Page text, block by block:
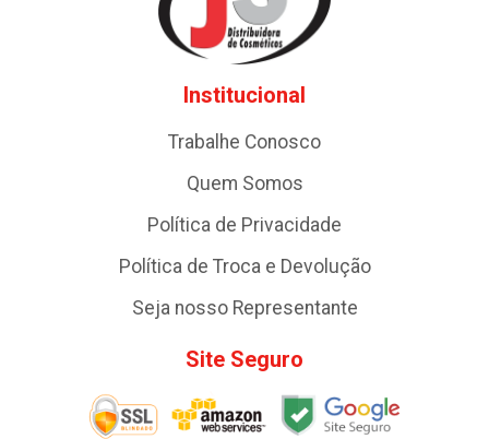
Institucional
Trabalhe Conosco
Quem Somos
Política de Privacidade
Política de Troca e Devolução
Seja nosso Representante
Site Seguro